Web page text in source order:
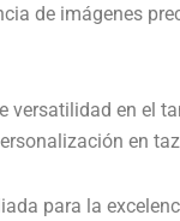
de imágenes
versatilidad en el
en
para la